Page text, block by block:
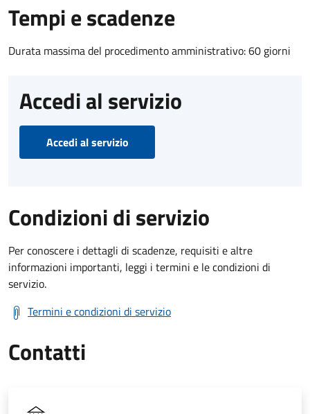
Tempi e scadenze
Durata massima del procedimento amministrativo: 60 giorni
Accedi al servizio
Accedi al servizio
Condizioni di servizio
Per conoscere i dettagli di scadenze, requisiti e altre
informazioni importanti, leggi i termini e le condizioni di
servizio.
Termini e condizioni di servizio
Contatti